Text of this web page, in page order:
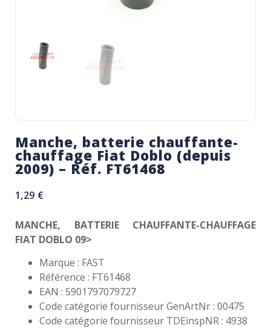
Manche, batterie chauffante-
chauffage Fiat Doblo (depuis
2009) – Réf. FT61468
1,29 €
MANCHE, BATTERIE CHAUFFANTE-CHAUFFAGE
FIAT DOBLO 09>
Marque : FAST
Référence : FT61468
EAN : 5901797079727
Code catégorie fournisseur GenArtNr : 00475
Code catégorie fournisseur TDEinspNR : 4938